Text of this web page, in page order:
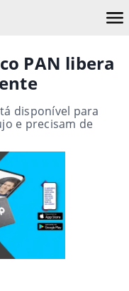
PAN libera
disponível para
e precisam de